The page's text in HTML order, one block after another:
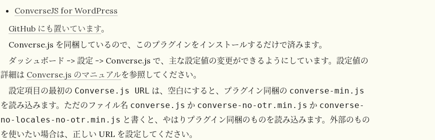
ConverseJS for WordPress
GitHub にも置いています。
Converse.js を同梱しているので、このプラグインをインストールするだけで済みます。
ダッシュボード -> 設定 -> Converse.js で、主な設定値の変更ができるようにしています。設定値の
詳細は Converse.js のマニュアルを参照してください。
設定項目の最初の Converse.js URL は、空白にすると、プラグイン同梱の converse-min.js
を読み込みます。ただのファイル名 converse.js か converse-no-otr.min.js か converse-
no-locales-no-otr.min.js と書くと、やはりプラグイン同梱のものを読み込みます。外部のもの
を使いたい場合は、正しい URL を設定してください。